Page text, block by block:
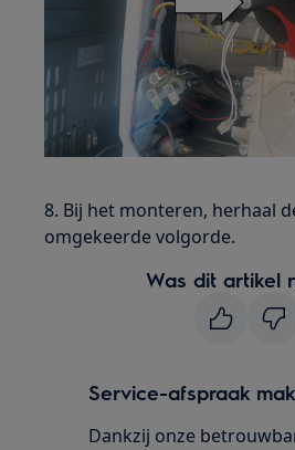
8. Bij het monteren, herhaal
omgekeerde volgorde.
Was dit artikel
Service-afspraak
Dankzij onze